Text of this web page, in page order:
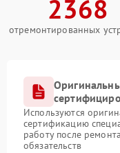
2368
отремонтированных
Используются
сертификацию
работу после
обязательств